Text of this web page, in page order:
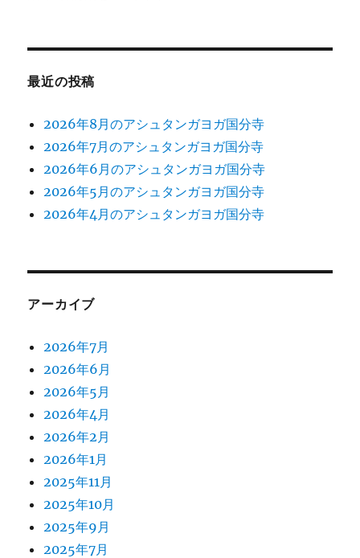
タ
ン
ヨ
ガ
国
最近の投稿
2026年8月のアシュタンガヨガ国分寺
2026年7月のアシュタンガヨガ国分寺
2026年6月のアシュタンガヨガ国分寺
2026年5月のアシュタンガヨガ国分寺
2026年4月のアシュタンガヨガ国分寺
アーカイブ
2026年7月
2026年6月
2026年5月
2026年4月
2026年2月
2026年1月
2025年11月
2025年10月
2025年9月
2025年7月